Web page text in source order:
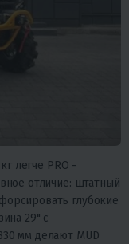
легче PRO -
отличие: штатный
глубокие
29" с
мм делают MUD